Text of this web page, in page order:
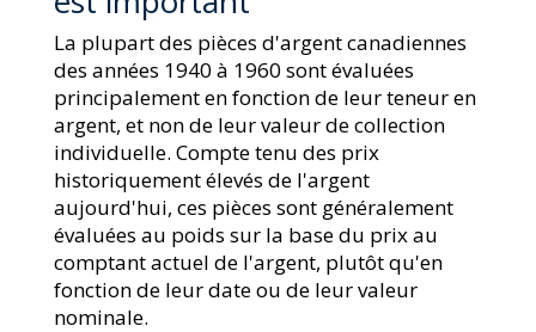
La plupart des pièces d'argent canadiennes
des années 1940 à 1960 sont évaluées
principalement en fonction de leur teneur en
argent, et non de leur valeur de collection
individuelle. Compte tenu des prix
historiquement élevés de l'argent
aujourd'hui, ces pièces sont généralement
évaluées au poids sur la base du prix au
comptant actuel de l'argent, plutôt qu'en
fonction de leur date ou de leur valeur
nominale.